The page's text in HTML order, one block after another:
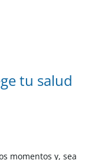
tu salud
momentos y, sea